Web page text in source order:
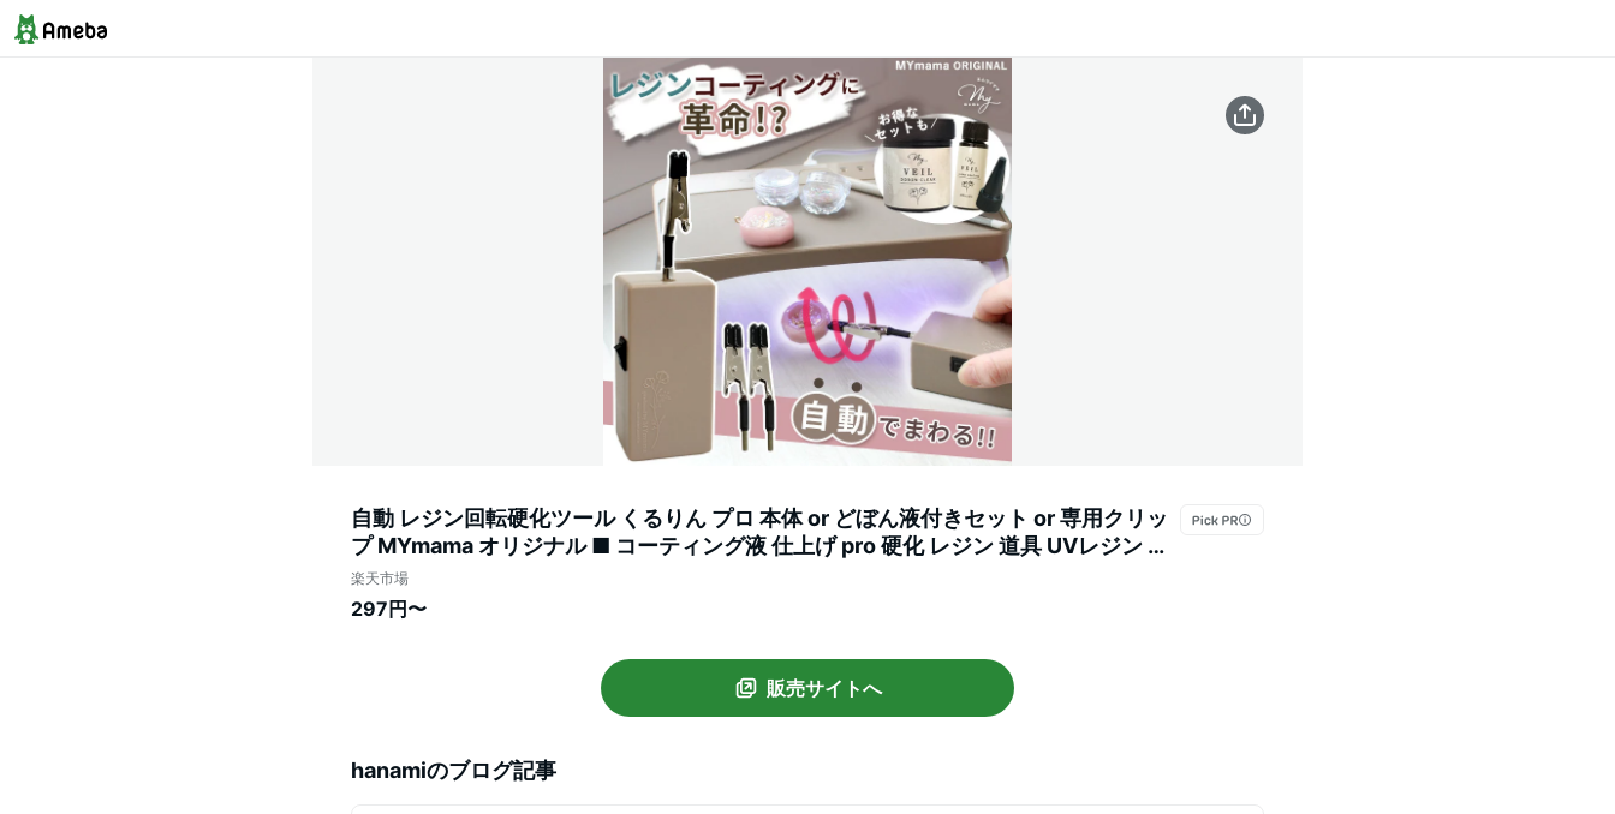
自動 レジン回転硬化ツール くるりん プロ 本体 or どぼん液付きセット or 専用クリッ
プ MYmama オリジナル ■ コーティング液 仕上げ pro 硬化 レジン 道具 UVレジン レ
ジン液 uv クラフト 工具 ハンドメイド 手芸 手作り ■
楽天市場
297円〜
販売サイトへ
hanamiのブログ記事